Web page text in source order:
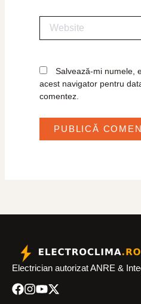
Salvează-mi numele,
acest navigator pentru
comentez.
Electrician autorizat ANRE &